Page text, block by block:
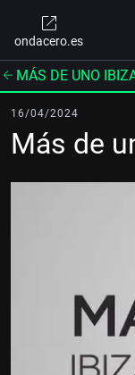
ondacero.es
MÁS DE UNO
16/04/2024
Más de